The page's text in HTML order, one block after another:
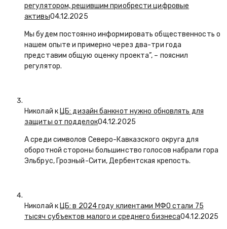
регулятором, решившим приобрести цифровые
активы04.12.2025
Мы будем постоянно информировать общественность о
нашем опыте и примерно через два-три года
представим общую оценку проекта”, – пояснил
регулятор.
Николай к ЦБ: дизайн банкнот нужно обновлять для
защиты от подделок04.12.2025
А среди символов Северо-Кавказского округа для
оборотной стороны большинство голосов набрали гора
Эльбрус, Грозный-Сити, Дербентская крепость.
Николай к ЦБ: в 2024 году клиентами МФО стали 75
тысяч субъектов малого и среднего бизнеса04.12.2025